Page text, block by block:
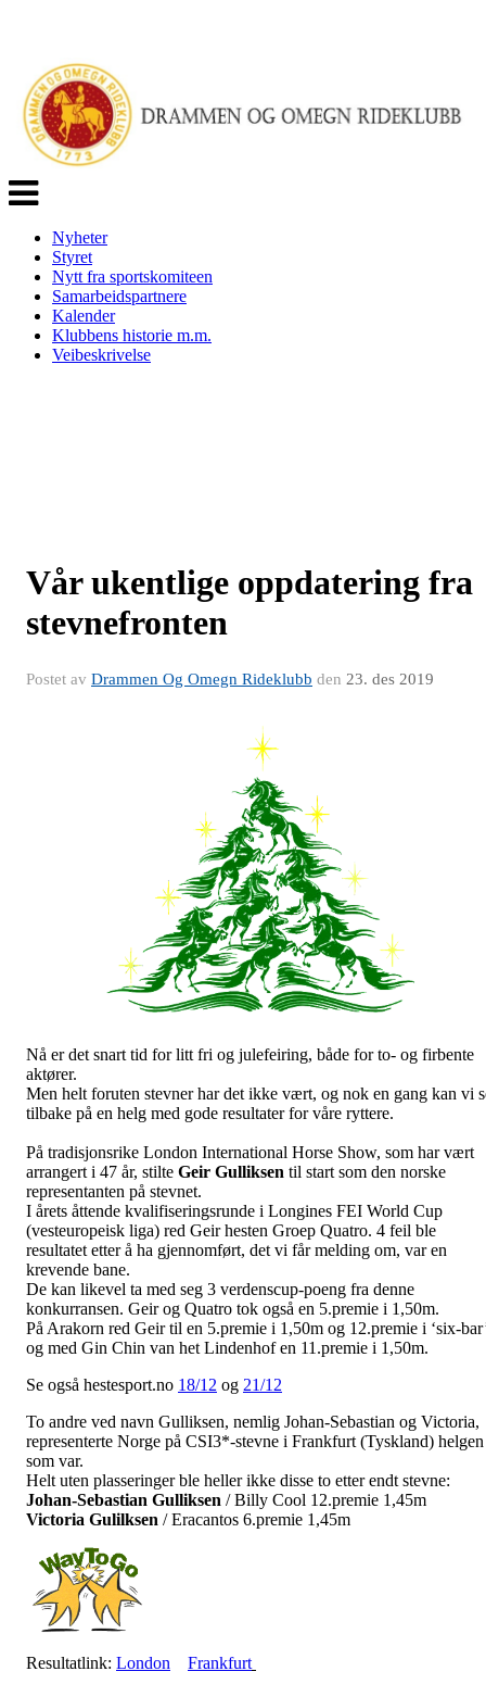
Veksle
navigasjon
Nyheter
Styret
Nytt fra sportskomiteen
Samarbeidspartnere
Kalender
Klubbens historie m.m.
Veibeskrivelse
Vår ukentlige oppdatering fra
stevnefronten
Postet av Drammen Og Omegn Rideklubb den 23. des 2019
Nå er det snart tid for litt fri og julefeiring, både for to- og firbente
aktører.
Men helt foruten stevner har det ikke vært, og nok en gang kan vi
tilbake på en helg med gode resultater for våre ryttere.
På tradisjonsrike London International Horse Show, som har vært
arrangert i 47 år, stilte Geir Gulliksen til start som den norske
representanten på stevnet.
I årets åttende kvalifiseringsrunde i Longines FEI World Cup
(vesteuropeisk liga) red Geir hesten Groep Quatro. 4 feil ble
resultatet etter å ha gjennomført, det vi får melding om, var en
krevende bane.
De kan likevel ta med seg 3 verdenscup-poeng fra denne
konkurransen. Geir og Quatro tok også en 5.premie i 1,50m.
På Arakorn red Geir til en 5.premie i 1,50m og 12.premie i ‘six-
og med Gin Chin van het Lindenhof en 11.premie i 1,50m.
Se også hestesport.no 18/12 og 21/12
To andre ved navn Gulliksen, nemlig Johan-Sebastian og Victoria,
representerte Norge på CSI3*-stevne i Frankfurt (Tyskland) helgen
som var.
Helt uten plasseringer ble heller ikke disse to etter endt stevne:
Johan-Sebastian Gulliksen / Billy Cool 12.premie 1,45m
Victoria Gulilksen / Eracantos 6.premie 1,45m
Resultatlink: London
Frankfurt